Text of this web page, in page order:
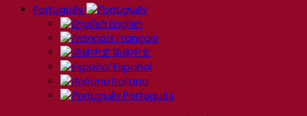
Português
English
Français
简体中文
Español
Italiano
Português